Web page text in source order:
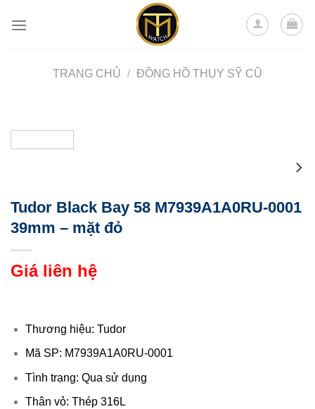
TRANG CHỦ / ĐỒNG HỒ THỤY SỸ CŨ
Tudor Black Bay 58 M7939A1A0RU-0001
39mm – mặt đỏ
Giá liên hệ
Thương hiệu: Tudor
Mã SP: M7939A1A0RU-0001
Tình trạng: Qua sử dụng
Thân vỏ: Thép 316L